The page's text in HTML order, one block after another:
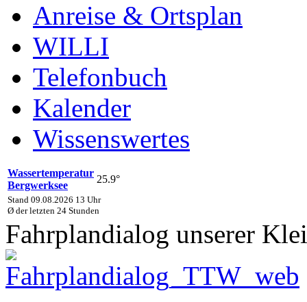
Anreise & Ortsplan
WILLI
Telefonbuch
Kalender
Wissenswertes
Wassertemperatur
Bergwerksee
25.9°
Stand 09.08.2026 13 Uhr
Ø der letzten 24 Stunden
Fahrplandialog unserer